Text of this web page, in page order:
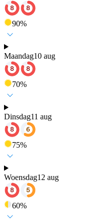
90%
Maandag10 aug
70%
Dinsdag11 aug
75%
Woensdag12 aug
60%